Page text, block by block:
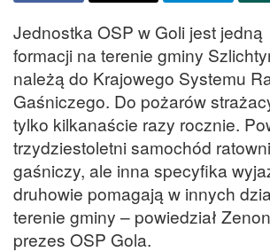
Jednostka OSP w Goli jest
formacji na terenie gminy
należą do Krajowego Systemu
Gaśniczego. Do pożarów
tylko kilkanaście razy rocznie.
trzydziestoletni samochód
gaśniczy, ale inna specyfika
druhowie pomagają w innych
terenie gminy – powiedział
prezes OSP Gola.